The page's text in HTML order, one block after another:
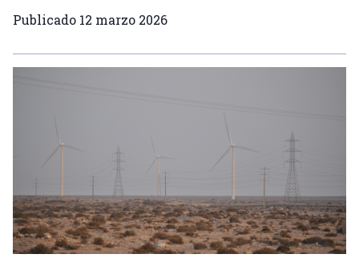
Publicado 12 marzo 2026